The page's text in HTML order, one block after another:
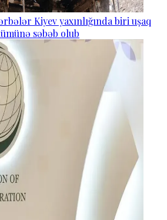
Kiyev yaxınlığında biri uşaq
səbəb olub